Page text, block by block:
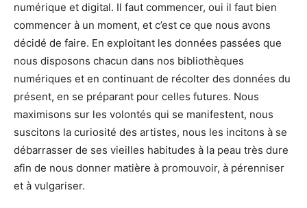
numérique et digital. Il faut commencer, oui il faut bien
commencer à un moment, et c’est ce que nous avons
décidé de faire. En exploitant les données passées que
nous disposons chacun dans nos bibliothèques
numériques et en continuant de récolter des données du
présent, en se préparant pour celles futures. Nous
maximisons sur les volontés qui se manifestent, nous
suscitons la curiosité des artistes, nous les incitons à se
débarrasser de ses vieilles habitudes à la peau très dure
afin de nous donner matière à promouvoir, à pérenniser
et à vulgariser.